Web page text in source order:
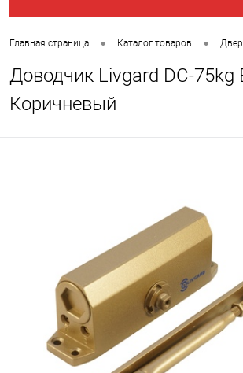
Главная страница • Каталог товаров •
Доводчик Livgard DC-75kg
Коричневый